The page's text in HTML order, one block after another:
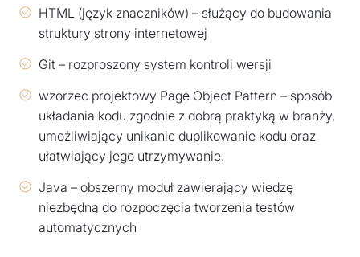
HTML (język znaczników) – służący do budowania
struktury strony internetowej
Git – rozproszony system kontroli wersji
wzorzec projektowy Page Object Pattern – sposób
układania kodu zgodnie z dobrą praktyką w branży,
umożliwiający unikanie duplikowanie kodu oraz
ułatwiający jego utrzymywanie.
Java – obszerny moduł zawierający wiedzę
niezbędną do rozpoczęcia tworzenia testów
automatycznych